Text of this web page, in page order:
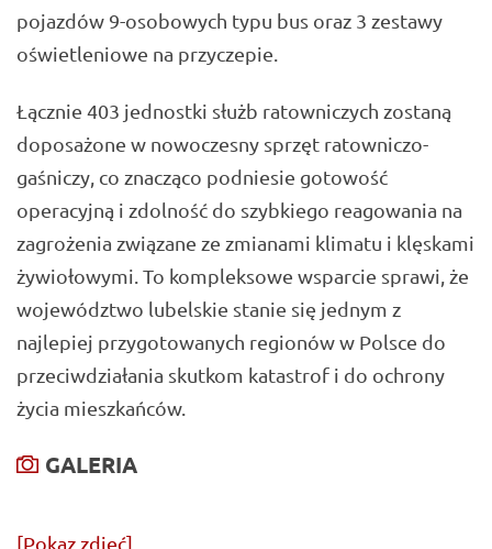
pojazdów 9-osobowych typu bus oraz 3 zestawy
oświetleniowe na przyczepie.
Łącznie 403 jednostki służb ratowniczych zostaną
doposażone w nowoczesny sprzęt ratowniczo-
gaśniczy, co znacząco podniesie gotowość
operacyjną i zdolność do szybkiego reagowania na
zagrożenia związane ze zmianami klimatu i klęskami
żywiołowymi. To kompleksowe wsparcie sprawi, że
województwo lubelskie stanie się jednym z
najlepiej przygotowanych regionów w Polsce do
przeciwdziałania skutkom katastrof i do ochrony
życia mieszkańców.
GALERIA
[Pokaz zdjęć]